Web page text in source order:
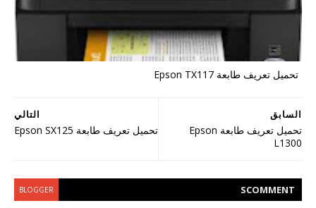
تحميل تعريف طابعة Epson TX117
التالي
تحميل تعريف طابعة Epson SX125
السابق
تحميل تعريف طابعة Epson
L1300
COMMENT
S
BLOGGER